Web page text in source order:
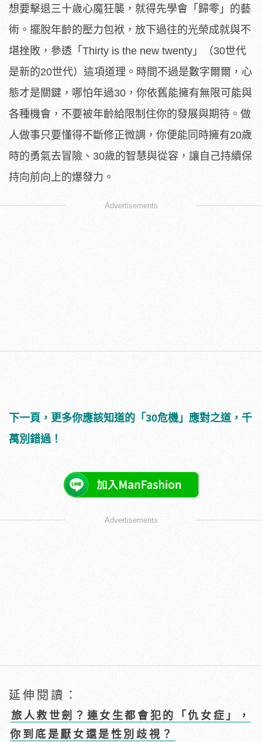
想要擊退三十歲心魔狂襲，就得先學會「歸零」的藝
術。擺脫年齡的壓力包袱，放下過往的光榮成就與不
堪挫敗，參透「Thirty is the new twenty」（30世代
是新的20世代）這項道理。時間不過是數字爾爾，心
態才是關鍵，哪怕年過30，你依舊能擁有無限可能與
各種機會，不要被年齡給限制住你的發展與期待。做
人做事只要懂得不斷修正微調，你便能同時擁有20歲
時的勇氣去冒險、30歲的智慧與從容，讓自己持續保
持向前向上的爆發力。
Advertisements
下一頁，更多你應該知道的「30危機」應對之道，千
萬別錯過！
Advertisements
延伸閱讀：
旅人救世劍？連女生都會犯的「仇女症」，
你到底是厭女還是性別歧視？